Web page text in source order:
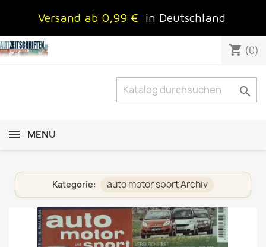
Versand ab 0,99 € in Deutschland
shopping_cart (0)

MENU
Kategorie: auto motor sport Archiv